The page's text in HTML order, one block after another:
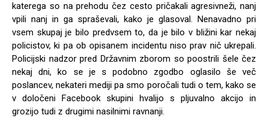
katerega so na prehodu čez cesto pričakali agresivneži, nanj
vpili nanj in ga spraševali, kako je glasoval. Nenavadno pri
vsem skupaj je bilo predvsem to, da je bilo v bližini kar nekaj
policistov, ki pa ob opisanem incidentu niso prav nič ukrepali.
Policijski nadzor pred Državnim zborom so poostrili šele čez
nekaj dni, ko se je s podobno zgodbo oglasilo še več
poslancev, nekateri mediji pa smo poročali tudi o tem, kako se
v določeni Facebook skupini hvalijo s pljuvalno akcijo in
grozijo tudi z drugimi nasilnimi ravnanji.